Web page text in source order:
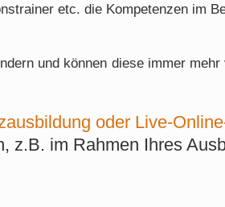
etc. die Kompetenzen im
und können diese immer
oder Live-
z.B. im Rahmen Ihres